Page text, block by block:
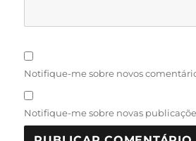
Notifique-me sobre novos
Notifique-me sobre novas